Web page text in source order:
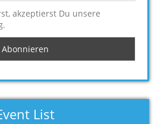
akzeptierst Du unsere
List